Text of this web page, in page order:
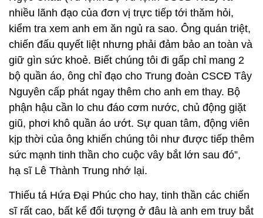
nhiều lãnh đạo của đơn vị trực tiếp tới thăm hỏi,
kiểm tra xem anh em ăn ngủ ra sao. Ông quán triệt,
chiến đấu quyết liệt nhưng phải đảm bảo an toàn và
giữ gìn sức khoẻ. Biết chúng tôi đi gấp chỉ mang 2
bộ quần áo, ông chỉ đạo cho Trung đoàn CSCĐ Tây
Nguyên cấp phát ngay thêm cho anh em thay. Bộ
phận hậu cần lo chu đáo cơm nước, chủ động giặt
giũ, phơi khô quần áo ướt. Sự quan tâm, động viên
kịp thời của ông khiến chúng tôi như được tiếp thêm
sức mạnh tinh thần cho cuộc vây bắt lớn sau đó”,
hạ sĩ Lê Thành Trung nhớ lại.
Thiếu tá Hứa Đại Phúc cho hay, tinh thần các chiến
sĩ rất cao, bất kể đối tượng ở đâu là anh em truy bắt